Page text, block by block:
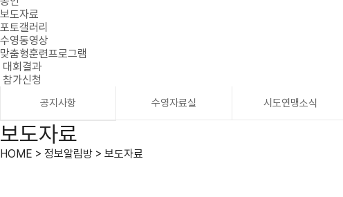
보도자료
포토갤러리
수영동영상
맞춤형훈련프로그램
대회결과
참가신청
공지사항 수영자료실 시도연맹소식
보도자료
HOME > 정보알림방 > 보도자료